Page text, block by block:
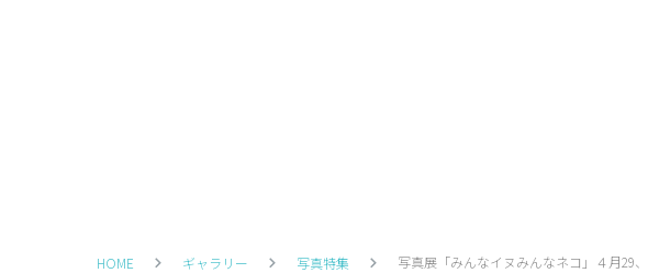
HOME ギャラリー 写真特集 写真展「みんなイヌみんなネコ」４月29